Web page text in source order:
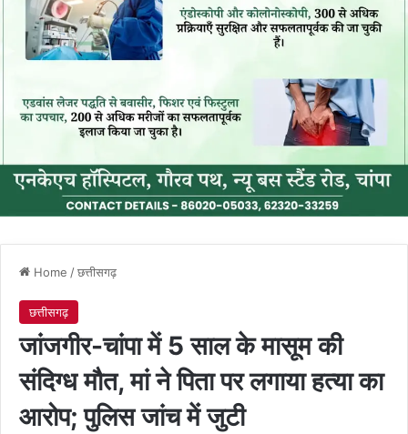
Home /छत्तीसगढ़
छत्तीसगढ़
जांजगीर-चांपा में 5 साल के मासूम की
संदिग्ध मौत, मां ने पिता पर लगाया हत्या का
आरोप; पुलिस जांच में जुटी